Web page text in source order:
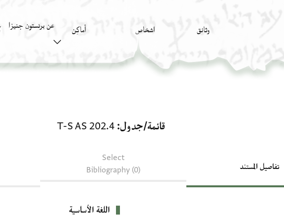
وثائق اشخاص أَماكِن عن برنستون جنيزا
قائمة/جدول T-S AS 202.4
تفاصيل المستند
Select
Bibliography (0)
اللغة الأساسية